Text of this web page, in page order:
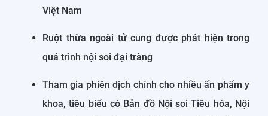
Việt Nam
Ruột thừa ngoài tử cung được phát hiện trong
quá trình nội soi đại tràng
Tham gia phiên dịch chính cho nhiều ấn phẩm y
khoa, tiêu biểu có Bản đồ Nội soi Tiêu hóa, Nội